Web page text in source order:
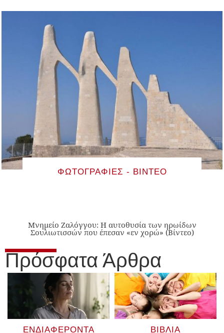
ΦΩΤΟΓΡΑΦΊΕΣ - ΒΊΝΤΕΟ
Μνημείο Ζαλόγγου: Η αυτοθυσία των ηρωίδων
Σουλιωτισσών που έπεσαν «εν χορώ» (Βίντεο)
Πρόσφατα Άρθρα
ΕΝΔΙΑΦΈΡΟΝΤΑ ΒΙΒΛΊΑ